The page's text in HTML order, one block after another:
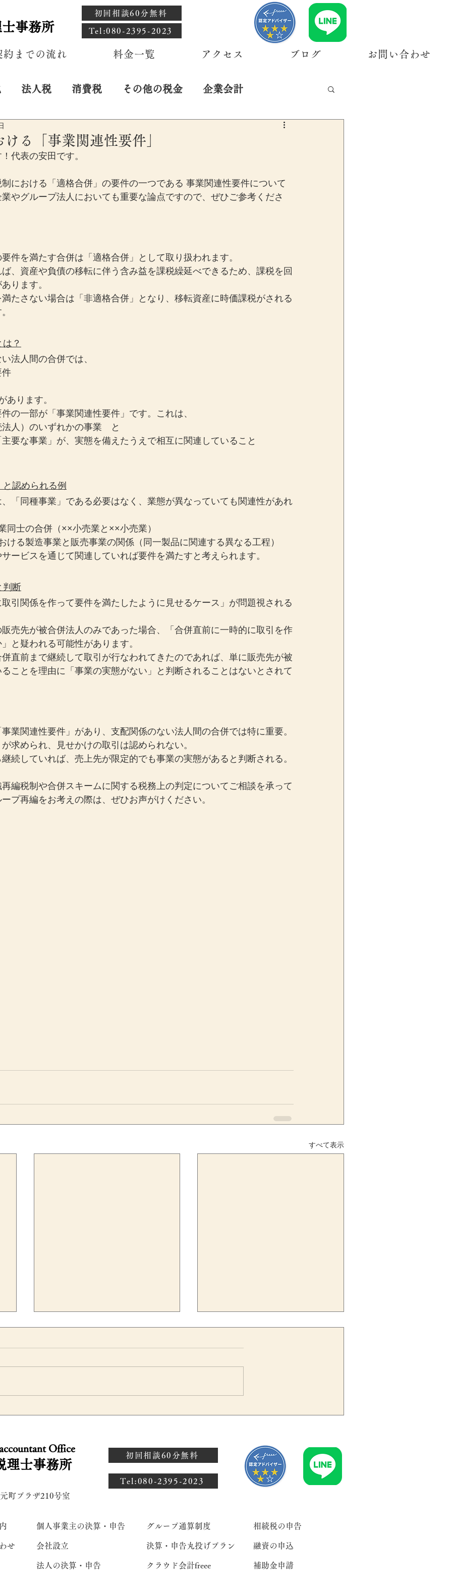
事務所
初回相談60分無料
​Tel:080-2395-2023
約までの流れ 料金一覧 アクセス ブログ お問い合わせ
法人税 消費税 その他の税金 企業会計
る「事業関連性要件」
代表の安田です。
における「適格合併」の要件の一つである 事業関連性要件について
やグループ法人においても重要な論点ですので、ぜひご参考くださ
件を満たす合併は「適格合併」として取り扱われます。
、資産や負債の移転に伴う含み益を課税繰延べできるため、課税を回
ります。
たさない場合は「非適格合併」となり、移転資産に時価課税がされる
？
法人間の合併では、
件
あります。
の一部が「事業関連性要件」です。これは、
人）のいずれかの事業　と
要な事業」が、実態を備えたうえで相互に関連していること
認められる例
「同種事業」である必要はなく、業態が異なっていても関連性があれ
同士の合併（××小売業と××小売業）
ける製造事業と販売事業の関係（同一製品に関連する異なる工程）
ービスを通じて関連していれば要件を満たすと考えられます。
判断
引関係を作って要件を満たしたように見せるケース」が問題視される
売先が被合併法人のみであった場合、「合併直前に一時的に取引を作
と疑われる可能性があります。
直前まで継続して取引が行なわれてきたのであれば、単に販売先が被
ことを理由に「事業の実態がない」と判断されることはないとされて
業関連性要件」があり、支配関係のない法人間の合併では特に重要。
求められ、見せかけの取引は認められない。
続していれば、売上先が限定的でも事業の実態があると判断される。
編税制や合併スキームに関する税務上の判定についてご相談を承って
プ再編をお考えの際は、ぜひお声がけください。
すべて表示
役員退職金はいつ損金算入で
の注意点を税理士が解説
役員が産休を取得した場合の
同額給与の臨時改定事由を税
理士が解説
Office
理士事務所
町プラザ210号室
初回相談60分無料
​Tel:080-2395-2023
せ
個人事業主の決算・申告
会社設立
法人の決算・申告
グループ通算制度
決算・申告丸投げプラン
クラウド会計freee
相続税の申告
融資の申込
補助金申請